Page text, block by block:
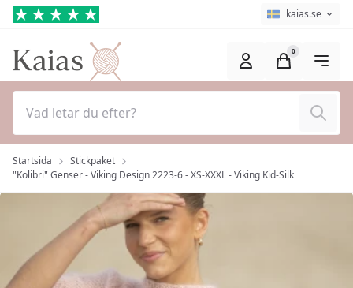
Hoppa till huvudinnehåll (Tryck på Enter) Språkväljare
Aktuellt språk
kaias.se
Sök
0
Startsida
Stickpaket
"Kolibri" Genser - Viking Design 2223-6 - XS-XXXL - Viking Kid-Silk